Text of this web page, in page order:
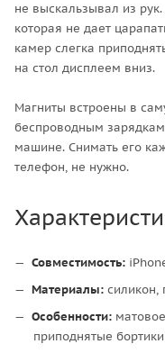
не выскальзывал из
которая не дает
камер слегка
на стол дисплеем вниз.
Магниты встроены в
беспроводным
машине. Снимать его
телефон, не нужно.
Совместимость:
Материалы: силикон,
Особенности:
приподнятые бортики